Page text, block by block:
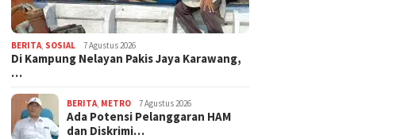
BERITA, SOSIAL 7 Agustus 2026
Di Kampung Nelayan Pakis Jaya Karawang,
…
BERITA, METRO 7 Agustus 2026
Ada Potensi Pelanggaran HAM
dan Diskrimi…